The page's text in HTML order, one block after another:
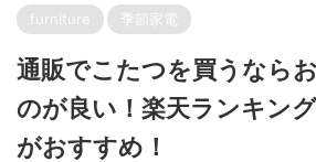
furniture 季節家電
通販でこたつを買うなら
のが良い！楽天ランキン
がおすすめ！